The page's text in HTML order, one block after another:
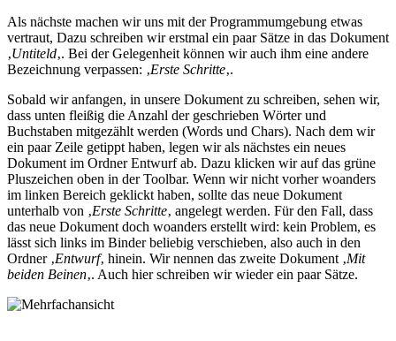
Als nächste machen wir uns mit der Programmumgebung etwas
vertraut, Dazu schreiben wir erstmal ein paar Sätze in das Dokument
‚Untiteld‚. Bei der Gelegenheit können wir auch ihm eine andere
Bezeichnung verpassen: ‚Erste Schritte‚.
Sobald wir anfangen, in unsere Dokument zu schreiben, sehen wir,
dass unten fleißig die Anzahl der geschrieben Wörter und
Buchstaben mitgezählt werden (Words und Chars). Nach dem wir
ein paar Zeile getippt haben, legen wir als nächstes ein neues
Dokument im Ordner Entwurf ab. Dazu klicken wir auf das grüne
Pluszeichen oben in der Toolbar. Wenn wir nicht vorher woanders
im linken Bereich geklickt haben, sollte das neue Dokument
unterhalb von ‚Erste Schritte‚ angelegt werden. Für den Fall, dass
das neue Dokument doch woanders erstellt wird: kein Problem, es
lässt sich links im Binder beliebig verschieben, also auch in den
Ordner ‚Entwurf‚ hinein. Wir nennen das zweite Dokument ‚Mit
beiden Beinen‚. Auch hier schreiben wir wieder ein paar Sätze.